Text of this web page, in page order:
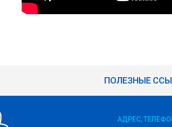
ПОЛЕЗНЫЕ
АДРЕС,